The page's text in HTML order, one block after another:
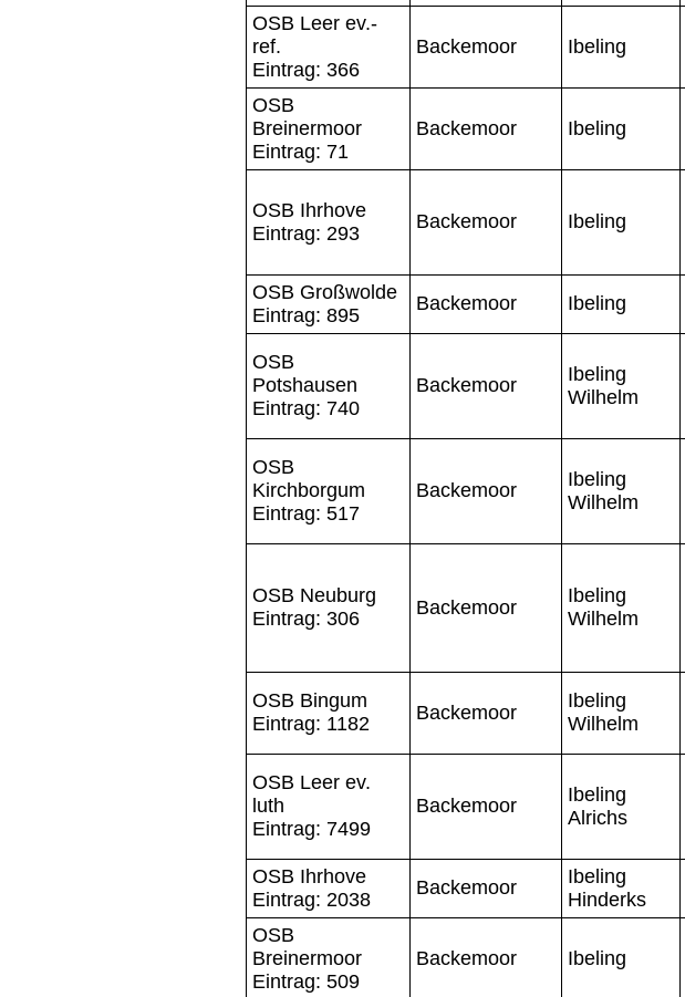
OSB Leer ev.-
ref.
Eintrag: 366
Backemoor Ibeling
OSB
Breinermoor
Eintrag: 71
Backemoor Ibeling
OSB Ihrhove
Eintrag: 293
Backemoor Ibeling
OSB Großwolde
Eintrag: 895
Backemoor Ibeling
OSB
Potshausen
Eintrag: 740
Backemoor
Ibeling
Wilhelm
OSB
Kirchborgum
Eintrag: 517
Backemoor
Ibeling
Wilhelm
OSB Neuburg
Eintrag: 306
Backemoor
Ibeling
Wilhelm
OSB Bingum
Eintrag: 1182
Backemoor
Ibeling
Wilhelm
OSB Leer ev.
luth
Eintrag: 7499
Backemoor
Ibeling
Alrichs
OSB Ihrhove
Eintrag: 2038
Backemoor
Ibeling
Hinderks
OSB
Breinermoor
Eintrag: 509
Backemoor Ibeling